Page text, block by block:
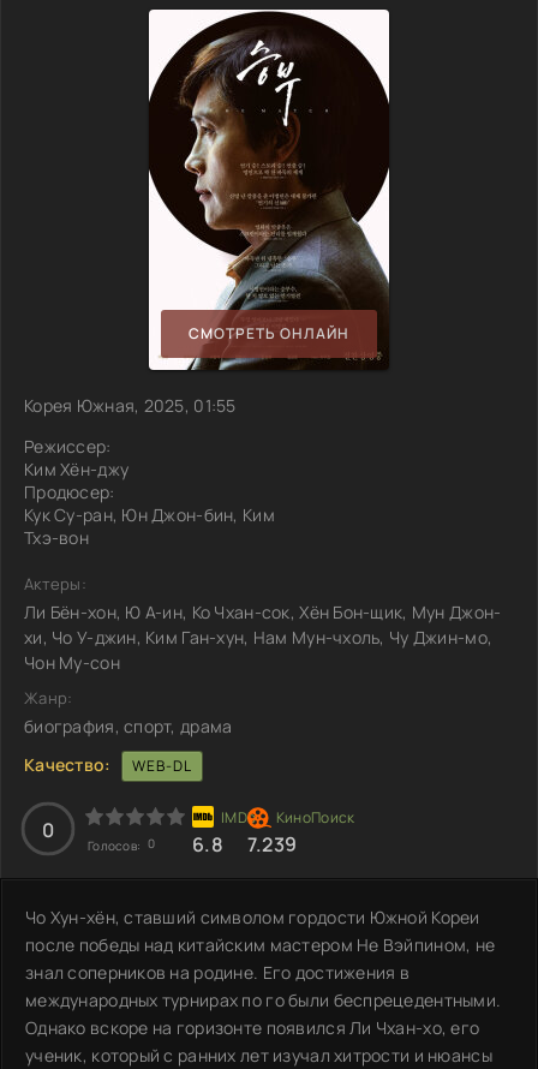
СМОТРЕТЬ ОНЛАЙН
Корея Южная, 2025, 01:55
Режиссер:
Ким Хён-джу
Продюсер:
Кук Су-ран, Юн Джон-бин, Ким
Тхэ-вон
Актеры:
Ли Бён-хон, Ю А-ин, Ко Чхан-сок, Хён Бон-щик, Мун Джон-
хи, Чо У-джин, Ким Ган-хун, Нам Мун-чхоль, Чу Джин-мо,
Чон Му-сон
Жанр:
биография, спорт, драма
Качество:
WEB-DL
0
Голосов: 0 6.8 7.239
Чо Хун-хён, ставший символом гордости Южной Кореи
после победы над китайским мастером Не Вэйпином, не
знал соперников на родине. Его достижения в
международных турнирах по го были беспрецедентными.
Однако вскоре на горизонте появился Ли Чхан-хо, его
ученик, который с ранних лет изучал хитрости и нюансы